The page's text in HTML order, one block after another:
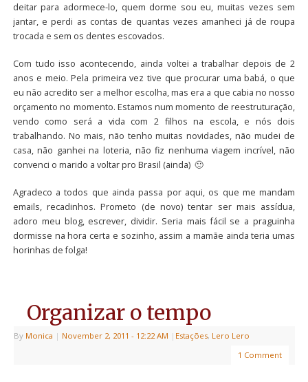
deitar para adormece-lo, quem dorme sou eu, muitas vezes sem
jantar, e perdi as contas de quantas vezes amanheci já de roupa
trocada e sem os dentes escovados.
Com tudo isso acontecendo, ainda voltei a trabalhar depois de 2
anos e meio. Pela primeira vez tive que procurar uma babá, o que
eu não acredito ser a melhor escolha, mas era a que cabia no nosso
orçamento no momento. Estamos num momento de reestruturação,
vendo como será a vida com 2 filhos na escola, e nós dois
trabalhando. No mais, não tenho muitas novidades, não mudei de
casa, não ganhei na loteria, não fiz nenhuma viagem incrível, não
convenci o marido a voltar pro Brasil (ainda) 🙂
Agradeco a todos que ainda passa por aqui, os que me mandam
emails, recadinhos. Prometo (de novo) tentar ser mais assídua,
adoro meu blog, escrever, dividir. Seria mais fácil se a praguinha
dormisse na hora certa e sozinho, assim a mamãe ainda teria umas
horinhas de folga!
Organizar o tempo
By Monica | November 2, 2011 - 12:22 AM | Estações, Lero Lero
1 Comment